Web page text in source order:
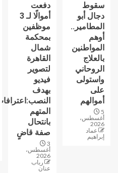
سقوط
دجال أبو
المطامير..
أوهم
المواطنين
بالعلاج
الروحاني
واستولى
على
أموالهم
5
أغسطس،
2026
عماد
إبراهيم
دفعت
أموالًا لـ 3
موظفين
بمحكمة
شمال
القاهرة
لتصوير
فيديو
بهدف
النصب:اعترافات
المتهم
بانتحال
صفة قاضٍ
3
أغسطس،
2026
رباب
عنان